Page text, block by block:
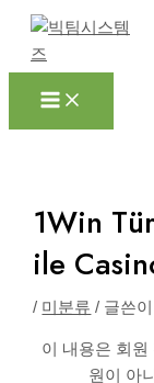
Menu
1Win
ile
/ 미분류 / 글쓴이
이 내용은 회원
원이 아
포
트